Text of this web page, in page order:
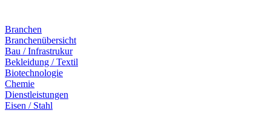
Branchen
Branchenübersicht
Bau / Infrastrukur
Bekleidung / Textil
Biotechnologie
Chemie
Dienstleistungen
Eisen / Stahl